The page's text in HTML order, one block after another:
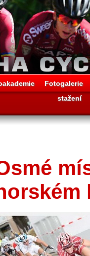
Fotogalerie
stažení